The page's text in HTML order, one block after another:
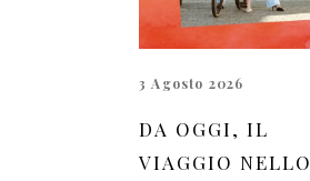
3 Agosto 2026
DA OGGI, IL
VIAGGIO NELLO